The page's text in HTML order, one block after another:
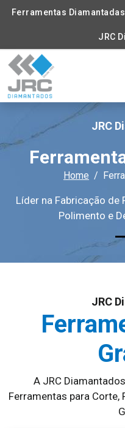
Ferramentas
JRC
JRC
Home
Líder na Fabricação de
Polimento e
JRC
A JRC
Ferramentas para Corte,